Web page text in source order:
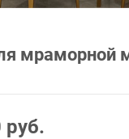
мраморной
руб.